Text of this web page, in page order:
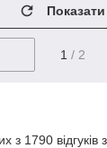
1 / 2
з 1790 відгуків